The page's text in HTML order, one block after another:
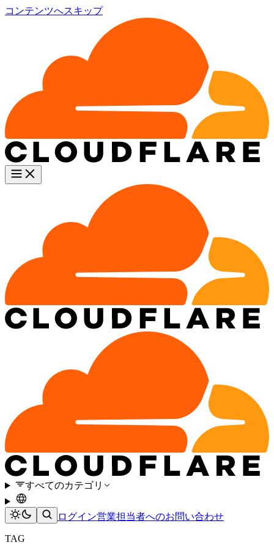
コンテンツへスキップ
すべてのカテゴリ
ログイン営業担当者へのお問い合わせ
TAG